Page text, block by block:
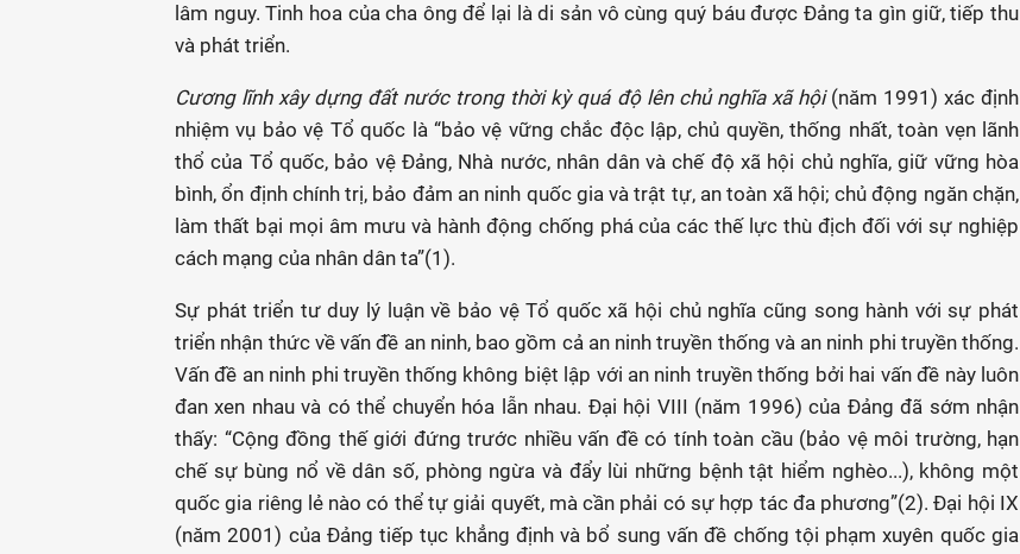
lâm nguy. Tinh hoa của cha ông để lại là di sản vô cùng quý báu được Đảng ta gìn giữ, tiếp thu
và phát triển.
Cương lĩnh xây dựng đất nước trong thời kỳ quá độ lên chủ nghĩa xã hội(năm 1991) xác định
nhiệm vụ bảo vệ Tổ quốc là “bảo vệ vững chắc độc lập, chủ quyền, thống nhất, toàn vẹn lãnh
thổ của Tổ quốc, bảo vệ Đảng, Nhà nước, nhân dân và chế độ xã hội chủ nghĩa, giữ vững hòa
bình, ổn định chính trị, bảo đảm an ninh quốc gia và trật tự, an toàn xã hội; chủ động ngăn chặn,
làm thất bại mọi âm mưu và hành động chống phá của các thế lực thù địch đối với sự nghiệp
cách mạng của nhân dân ta”(1).
Sự phát triển tư duy lý luận về bảo vệ Tổ quốc xã hội chủ nghĩa cũng song hành với sự phát
triển nhận thức về vấn đề an ninh, bao gồm cả an ninh truyền thống và an ninh phi truyền thống.
Vấn đề an ninh phi truyền thống không biệt lập với an ninh truyền thống bởi hai vấn đề này luôn
đan xen nhau và có thể chuyển hóa lẫn nhau. Đại hội VIII (năm 1996) của Đảng đã sớm nhận
thấy: “Cộng đồng thế giới đứng trước nhiều vấn đề có tính toàn cầu (bảo vệ môi trường, hạn
chế sự bùng nổ về dân số, phòng ngừa và đẩy lùi những bệnh tật hiểm nghèo...), không một
quốc gia riêng lẻ nào có thể tự giải quyết, mà cần phải có sự hợp tác đa phương”(2). Đại hội IX
(năm 2001) của Đảng tiếp tục khẳng định và bổ sung vấn đề chống tội phạm xuyên quốc gia